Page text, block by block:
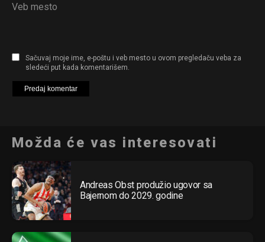
Veb mesto
Sačuvaj moje ime, e-poštu i veb mesto u ovom pregledaču veba za
sledeći put kada komentarišem.
Možda će vas interesovati
Andreas Obst produžio ugovor sa
Bajernom do 2029. godine